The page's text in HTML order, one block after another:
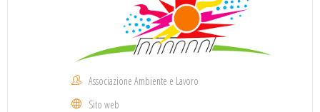
Associazione Ambiente e Lavoro
Sito web